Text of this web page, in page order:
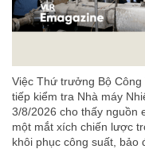
Việc Thứ trưởng Bộ
tiếp kiểm tra Nhà máy
3/8/2026 cho thấy nguồn
một mắt xích chiến lược
khôi phục công suất, bảo